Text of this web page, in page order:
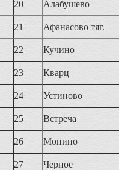
20 Алабушево
21 Афанасово тяг.
22 Кучино
23 Кварц
24 Устиново
25 Встреча
26 Монино
27 Черное